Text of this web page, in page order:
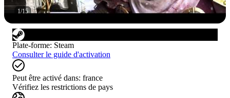
1/15
Plate-forme: Steam
Consulter le guide d'activation
Peut être activé dans: france
Vérifiez les restrictions de pays